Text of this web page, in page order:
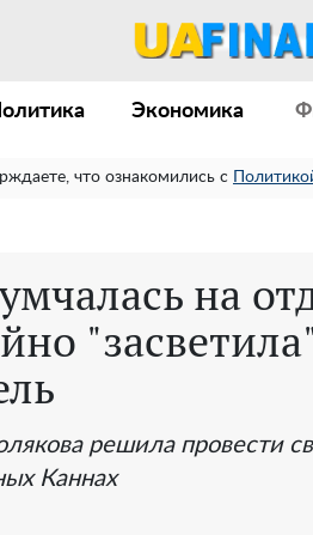
Экономика
что ознакомились с
на
решила провести
Каннах